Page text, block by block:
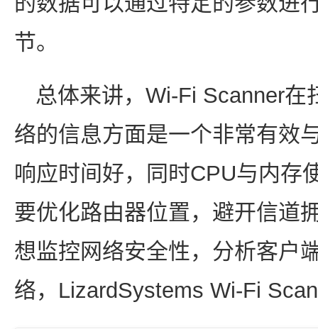
节。
总体来讲，Wi-Fi Scanner
络的信息方面是一个非常有效
响应时间好，同时CPU与内存
要优化路由器位置，避开信道
想监控网络安全性，分析客户
络，LizardSystems Wi-Fi